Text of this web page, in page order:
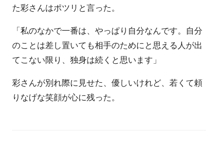
た彩さんはポツリと言った。
「私のなかで一番は、やっぱり自分なんです。自分
のことは差し置いても相手のためにと思える人が出
てこない限り、独身は続くと思います」
彩さんが別れ際に見せた、優しいけれど、若くて頼
りなげな笑顔が心に残った。